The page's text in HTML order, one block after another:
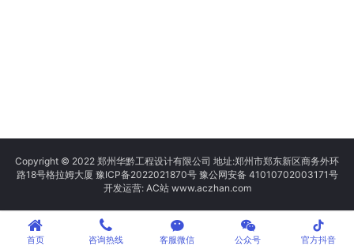
Copyright © 2022 郑州华黔工程设计有限公司 地址:郑州市郑东新区商务外环
路18号格拉姆大厦 豫ICP备2022021870号 豫公网安备 41010702003171号
开发运营: AC站 www.aczhan.com
首页 咨询热线 客服微信 公众号
tiktok
官方抖音